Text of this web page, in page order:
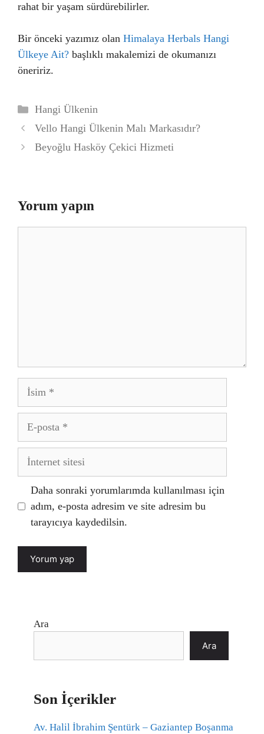
rahat bir yaşam sürdürebilirler.
Bir önceki yazımız olan Himalaya Herbals Hangi
Ülkeye Ait? başlıklı makalemizi de okumanızı
öneririz.
Kategoriler
Hangi Ülkenin
Vello Hangi Ülkenin Malı Markasıdır?
Beyoğlu Hasköy Çekici Hizmeti
Yorum yapın
İsim
posta
İnternet
Daha sonraki yorumlarımda kullanılması için
adım, e-posta adresim ve site adresim bu
tarayıcıya kaydedilsin.
Ara
Ara
Son İçerikler
Av. Halil İbrahim Şentürk – Gaziantep Boşanma